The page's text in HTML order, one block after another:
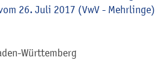
26. Juli 2017 (VwV - Mehrlinge)
Württemberg